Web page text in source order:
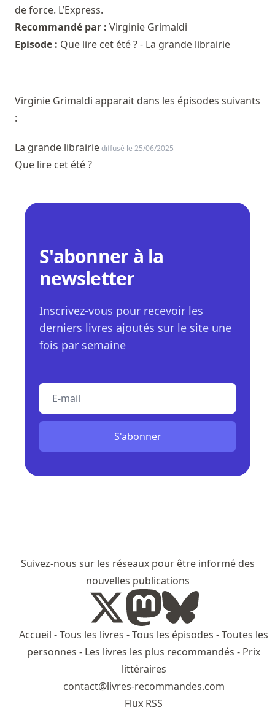
de force. L’Express.
Recommandé par : Virginie Grimaldi
Episode : Que lire cet été ? - La grande librairie
Virginie Grimaldi apparait dans les épisodes suivants
:
La grande librairiediffusé le 25/06/2025
Que lire cet été ?
S'abonner à la
newsletter
Inscrivez-vous pour recevoir les
derniers livres ajoutés sur le site une
fois par semaine
S'abonner
Suivez-nous sur les réseaux pour être informé des
nouvelles publications
Accueil -Tous les livres -Tous les épisodes -Toutes les
personnes - Les livres les plus recommandés - Prix
littéraires
contact@livres-recommandes.com
Flux RSS